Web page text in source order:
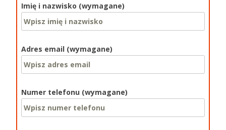
Imię i nazwisko (wymagane)
Adres email (wymagane)
Numer telefonu (wymagane)